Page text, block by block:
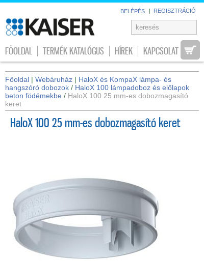
BELÉPÉS | REGISZTRÁCIÓ
FŐOLDAL TERMÉK KATALÓGUS HÍREK KAPCSOLAT
Főoldal | Webáruház | HaloX és KompaX lámpa- és
hangszóró dobozok / HaloX 100 lámpadoboz és előlapok
beton födémekbe / HaloX 100 25 mm-es dobozmagasító
keret
HaloX 100 25 mm-es dobozmagasító keret